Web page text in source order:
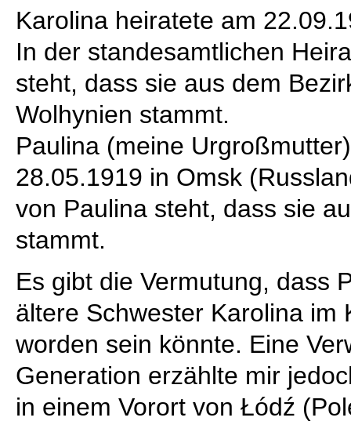
Karolina heiratete am
In der standesamtlichen
steht, dass sie aus dem
Wolhynien stammt.
Paulina (meine
28.05.1919 in Omsk
von Paulina steht, dass sie
stammt.
Es gibt die Vermutung, dass
ältere Schwester Karolina im
worden sein könnte. Eine
Generation erzählte mir
in einem Vorort von Łódź